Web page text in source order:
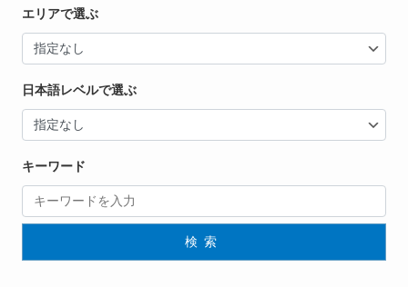
エリアで選ぶ
日本語レベルで選ぶ
キーワード
検索